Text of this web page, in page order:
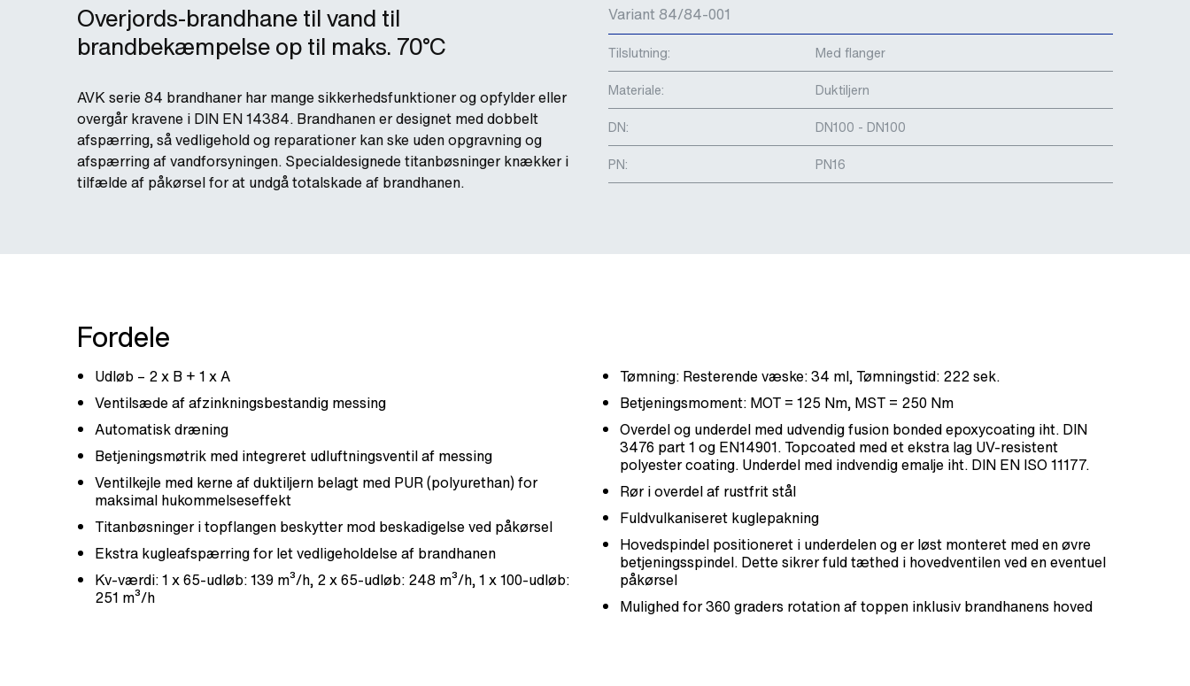
Overjords-brandhane til vand til
brandbekæmpelse op til maks. 70°C
AVK serie 84 brandhaner har mange sikkerhedsfunktioner og opfylder eller
overgår kravene i DIN EN 14384. Brandhanen er designet med dobbelt
afspærring, så vedligehold og reparationer kan ske uden opgravning og
afspærring af vandforsyningen. Specialdesignede titanbøsninger knækker i
tilfælde af påkørsel for at undgå totalskade af brandhanen.
Variant 84/84-001
Tilslutning:
Med flanger
Materiale:
Duktiljern
DN:
DN100 - DN100
PN:
PN16
Fordele
Udløb – 2 x B + 1 x A
Ventilsæde af afzinkningsbestandig messing
Automatisk dræning
Betjeningsmøtrik med integreret udluftningsventil af messing
Ventilkejle med kerne af duktiljern belagt med PUR (polyurethan) for
maksimal hukommelseseffekt
Titanbøsninger i topflangen beskytter mod beskadigelse ved påkørsel
Ekstra kugleafspærring for let vedligeholdelse af brandhanen
Kv-værdi: 1 x 65-udløb: 139 m³/h, 2 x 65-udløb: 248 m³/h, 1 x 100-udløb:
251 m³/h
Tømning: Resterende væske: 34 ml, Tømningstid: 222 sek.
Betjeningsmoment: MOT = 125 Nm, MST = 250 Nm
Overdel og underdel med udvendig fusion bonded epoxycoating iht. DIN
3476 part 1 og EN14901. Topcoated med et ekstra lag UV-resistent
polyester coating. Underdel med indvendig emalje iht. DIN EN ISO 11177.
Rør i overdel af rustfrit stål
Fuldvulkaniseret kuglepakning
Hovedspindel positioneret i underdelen og er løst monteret med en øvre
betjeningsspindel. Dette sikrer fuld tæthed i hovedventilen ved en eventuel
påkørsel
Mulighed for 360 graders rotation af toppen inklusiv brandhanens hoved